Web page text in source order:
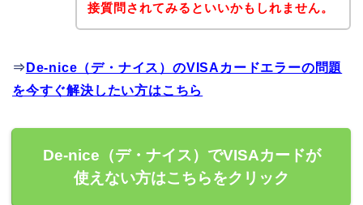
接質問されてみるといいかもしれません。
⇒ De-nice（デ・ナイス）のVISAカードエラーの問題
を今すぐ解決したい方はこちら
De-nice（デ・ナイス）でVISAカードが
使えない方はこちらをクリック